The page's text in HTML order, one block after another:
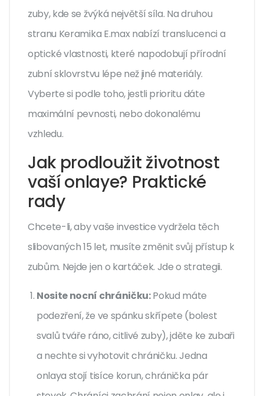
zuby, kde se žvýká největší síla. Na druhou
stranu Keramika E.max nabízí translucenci a
optické vlastnosti, které napodobují přírodní
zubní sklovrstvu lépe než jiné materiály.
Vyberte si podle toho, jestli prioritu dáte
maximální pevnosti, nebo dokonalému
vzhledu.
Jak prodloužit životnost
vaší onlaye? Praktické
rady
Chcete-li, aby vaše investice vydržela těch
slibovaných 15 let, musíte změnit svůj přístup k
zubům. Nejde jen o kartáček. Jde o strategii.
Nosite nocní chráničku:Pokud máte
podezření, že ve spánku skřípete (bolest
svalů tváře ráno, citlivé zuby), jděte ke zubaři
a nechte si vyhotovit chráničku. Jedna
onlaya stojí tisíce korun, chránička pár